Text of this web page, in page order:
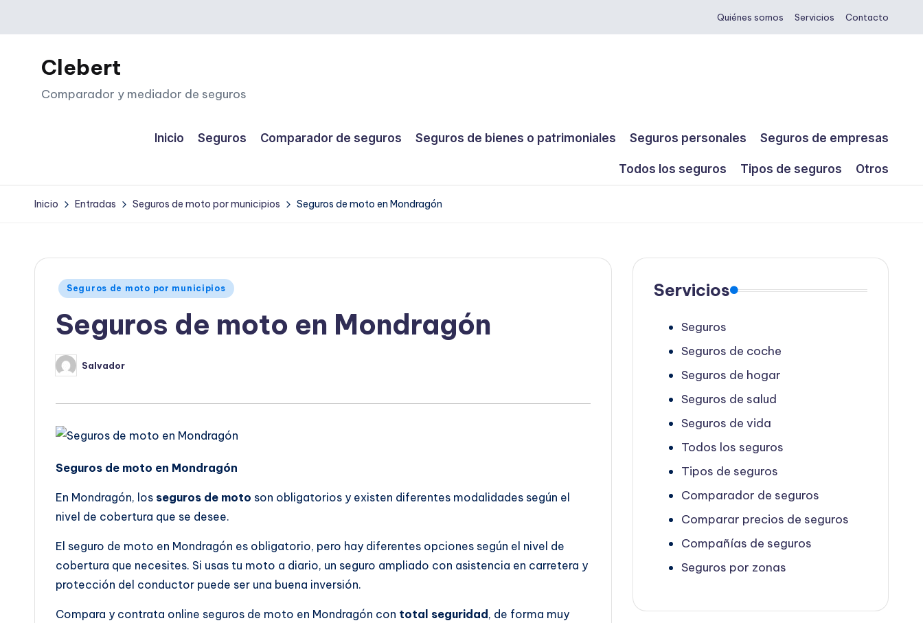
Saltar
contenido
Quiénes somos Servicios Contacto
Clebert
Comparador y mediador de seguros
Inicio Seguros Comparador de seguros Seguros de bienes o patrimoniales Seguros personales Seguros de empresas
Todos los seguros Tipos de seguros Otros
Inicio Entradas Seguros de moto por municipios Seguros de moto en Mondragón
Publicado
Seguros de moto por municipios
Seguros de moto en Mondragón
Publicado
por
Salvador
Seguros de moto en Mondragón
En Mondragón, los seguros de moto son obligatorios y existen diferentes modalidades según el
nivel de cobertura que se desee.
El seguro de moto en Mondragón es obligatorio, pero hay diferentes opciones según el nivel de
cobertura que necesites. Si usas tu moto a diario, un seguro ampliado con asistencia en carretera y
protección del conductor puede ser una buena inversión.
Compara y contrata online seguros de moto en Mondragón con total seguridad , de forma muy
Servicios
Seguros
Seguros de coche
Seguros de hogar
Seguros de salud
Seguros de vida
Todos los seguros
Tipos de seguros
Comparador de seguros
Comparar precios de seguros
Compañías de seguros
Seguros por zonas